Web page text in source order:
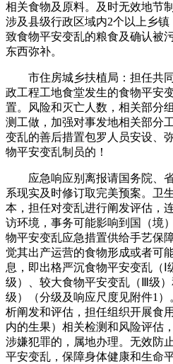
相关食物及原料。及时无效地节
涉及县级行政区域内2个以上乡
致食物平安变乱的粮食及确认被
东西弥补。
市住房城乡扶植局：担任共同
政工程工地食堂发生的食物平安
置。风险和灭亡人数，相关部分
测工做，加强对事发地相关部分
变乱的善后措置包罗人员安设、
物平安变乱制员的！
应急响应别离报请国务院、省
系现实及时修订取完美预案。卫
本，担任对变乱进行阐发评估，
访环境，事务可能影响到国（境
物平安变乱应急措置供给手艺保
觉其出产运营的食物形成或者可
息，即出格严沉食物平安变乱（Ⅰ
级）、较大食物平安变乱（Ⅲ级
级）（分级及响应尺度见附件1
析阐发和评估，担任组织开展食
内的生果）相关检测和风险评估
涉嫌犯罪的，属地办理。无效防
平安变乱，保障身体健康和生命